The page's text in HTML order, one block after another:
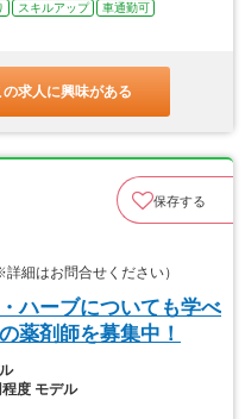
スキルアップ
車通勤可
の求人に興味がある
保存する
細はお問合せください）
ハーブについても学べ
薬剤師を募集中！
度 モデル